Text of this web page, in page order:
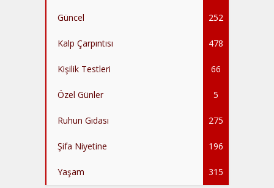
Güncel 252
Kalp Çarpıntısı 478
Kişilik Testleri 66
Özel Günler 5
Ruhun Gıdası 275
Şifa Niyetine 196
Yaşam 315